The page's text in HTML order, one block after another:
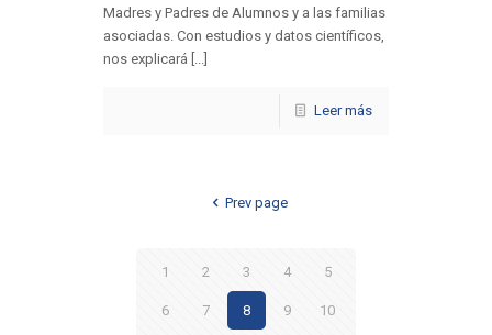
Madres y Padres de Alumnos y a las familias
asociadas. Con estudios y datos científicos,
nos explicará [...]
Leer más
Prev page
1 2 3 4 5
6 7 8 9 10